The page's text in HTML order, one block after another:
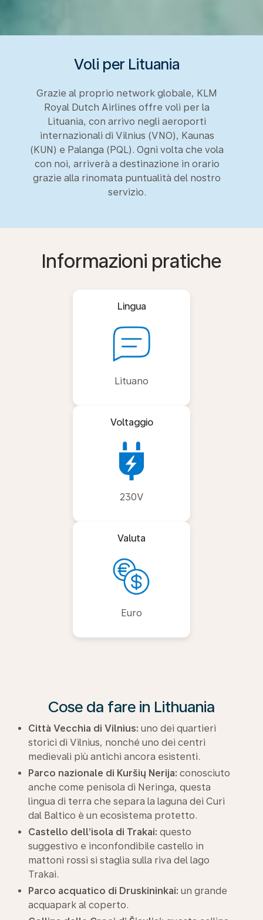
Voli per Lituania
Grazie al proprio network globale, KLM
Royal Dutch Airlines offre voli per la
Lituania, con arrivo negli aeroporti
internazionali di Vilnius (VNO), Kaunas
(KUN) e Palanga (PQL). Ogni volta che vola
con noi, arriverà a destinazione in orario
grazie alla rinomata puntualità del nostro
servizio.
Informazioni pratiche
Lingua
Lituano
Voltaggio
230V
Valuta
Euro
Cose da fare in Lithuania
Città Vecchia di Vilnius: uno dei quartieri
storici di Vilnius, nonché uno dei centri
medievali più antichi ancora esistenti.
Parco nazionale di Kuršių Nerija: conosciuto
anche come penisola di Neringa, questa
lingua di terra che separa la laguna dei Curi
dal Baltico è un ecosistema protetto.
Castello dell’isola di Trakai: questo
suggestivo e inconfondibile castello in
mattoni rossi si staglia sulla riva del lago
Trakai.
Parco acquatico di Druskininkai: un grande
acquapark al coperto.